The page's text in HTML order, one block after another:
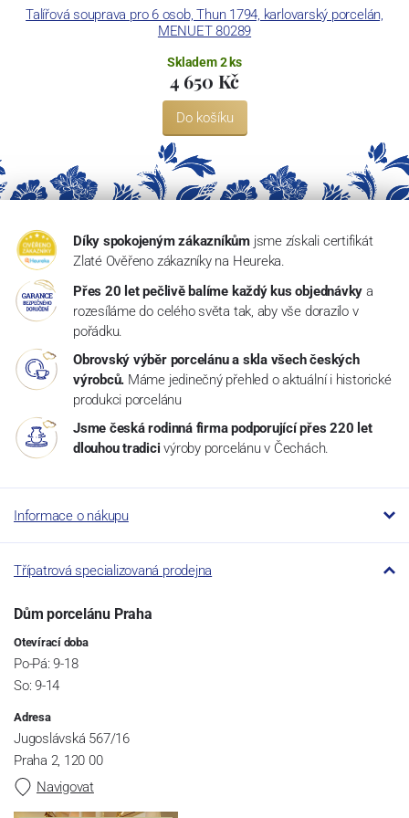
Talířová souprava pro 6 osob, Thun 1794, karlovarský porcelán,
MENUET 80289
Skladem 2 ks
4 650 Kč
Do košíku
Díky spokojeným zákazníkům jsme získali certifikát
Zlaté Ověřeno zákazníky na Heureka.
Přes 20 let pečlivě balíme každý kus objednávky a
rozesíláme do celého světa tak, aby vše dorazilo v
pořádku.
Obrovský výběr porcelánu a skla všech českých
výrobců. Máme jedinečný přehled o aktuální i historické
produkci porcelánu
Jsme česká rodinná firma podporující přes 220 let
dlouhou tradici výroby porcelánu v Čechách.
Informace o nákupu
Třípatrová specializovaná prodejna
Dům porcelánu Praha
Otevírací doba
Po-Pá: 9-18
So: 9-14
Adresa
Jugoslávská 567/16
Praha 2, 120 00
Navigovat